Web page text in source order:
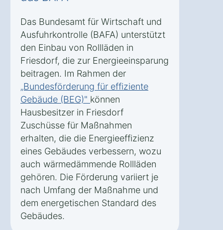
Das Bundesamt für Wirtschaft und
Ausfuhrkontrolle (BAFA) unterstützt
den Einbau von Rollläden in
Friesdorf, die zur Energieeinsparung
beitragen. Im Rahmen der
„Bundesförderung für effiziente
Gebäude (BEG)" können
Hausbesitzer in Friesdorf
Zuschüsse für Maßnahmen
erhalten, die die Energieeffizienz
eines Gebäudes verbessern, wozu
auch wärmedämmende Rollläden
gehören. Die Förderung variiert je
nach Umfang der Maßnahme und
dem energetischen Standard des
Gebäudes.